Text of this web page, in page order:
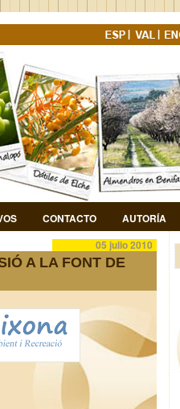
CONTACTO AUTORÍA
05 julio 2010
A LA FONT DE